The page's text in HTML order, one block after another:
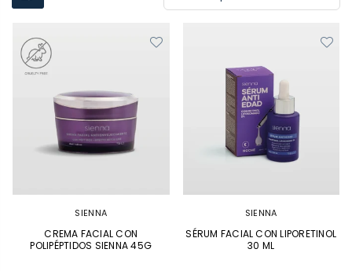
SIENNA
CREMA FACIAL CON
POLIPÉPTIDOS SIENNA 45G
SIENNA
SÉRUM FACIAL CON LIPORETINOL
30 ML